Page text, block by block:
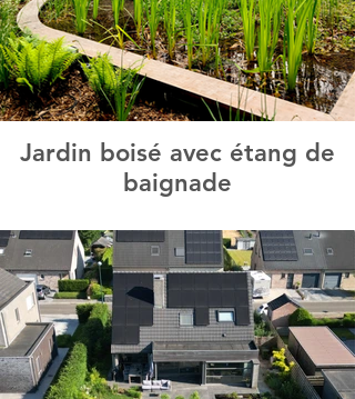
Jardin boisé avec étang de
baignade